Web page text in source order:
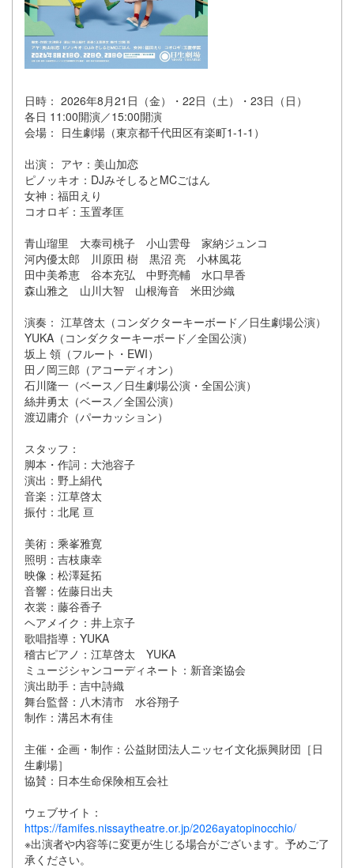
日時： 2026年8月21日（金）・22日（土）・23日（日）
各日 11:00開演／15:00開演
会場： 日生劇場（東京都千代田区有楽町1-1-1）
出演： アヤ：美山加恋
ピノッキオ：DJみそしるとMCごはん
女神：福田えり
コオロギ：玉置孝匡
青山瑠里 大泰司桃子 小山雲母 家納ジュンコ
河内優太郎 川原田 樹 黒沼 亮 小林風花
田中美希恵 谷本充弘 中野亮輔 水口早香
森山雅之 山川大智 山根海音 米田沙織
演奏： 江草啓太（コンダクターキーボード／日生劇場公演）
YUKA（コンダクターキーボード／全国公演）
坂上 領（フルート・EWI）
田ノ岡三郎（アコーディオン）
石川隆一（ベース／日生劇場公演・全国公演）
絲井勇太（ベース／全国公演）
渡辺庸介（パーカッション）
スタッフ：
脚本・作詞：大池容子
演出：野上絹代
音楽：江草啓太
振付：北尾 亘
美術：乘峯雅寛
照明：吉枝康幸
映像：松澤延拓
音響：佐藤日出夫
衣裳：藤谷香子
ヘアメイク：井上京子
歌唱指導：YUKA
稽古ピアノ：江草啓太 YUKA
ミュージシャンコーディネート：新音楽協会
演出助手：吉中詩織
舞台監督：八木清市 水谷翔子
制作：溝呂木有佳
主催・企画・制作：公益財団法人ニッセイ文化振興財団［日
生劇場］
協賛：日本生命保険相互会社
ウェブサイト：
https://famifes.nissaytheatre.or.jp/2026ayatopinocchio/
※出演者や内容等に変更が生じる場合がございます。予めご了
承ください。